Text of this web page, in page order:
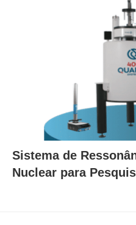
Sistema de
Nuclear para